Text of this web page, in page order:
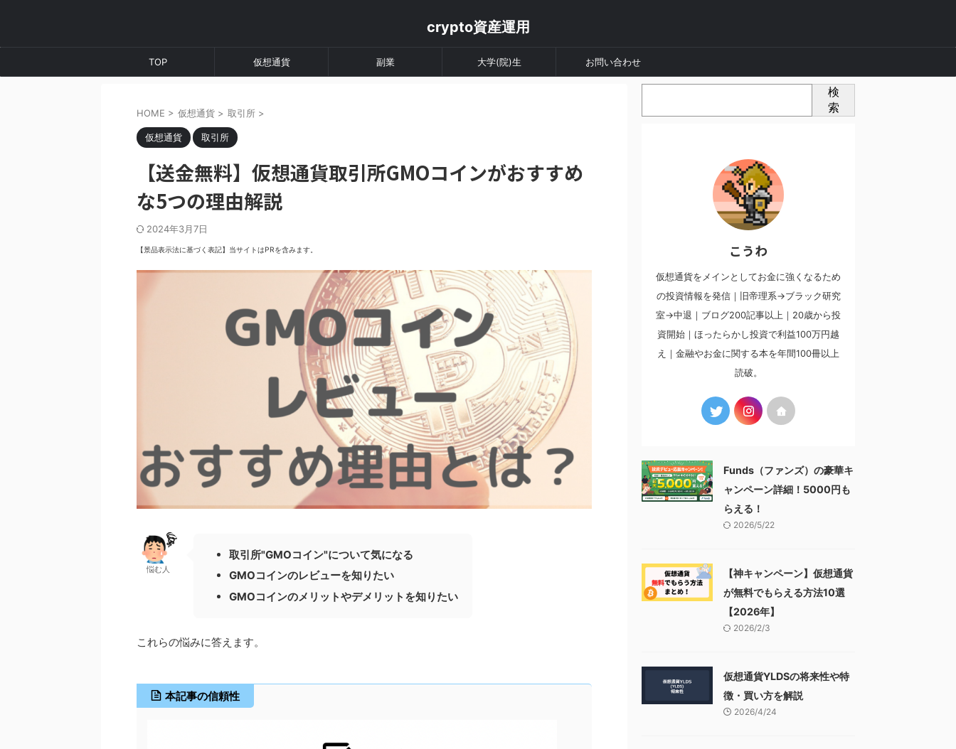
crypto資産運用
TOP 仮想通貨 副業 大学(院)生 お問い合わせ
HOME > 仮想通貨 > 取引所 >
仮想通貨 取引所
【送金無料】仮想通貨取引所GMOコインがおすすめ
な5つの理由解説
2024年3月7日
【景品表示法に基づく表記】当サイトはPRを含みます。
悩む人
取引所"GMOコイン"について気になる
GMOコインのレビューを知りたい
GMOコインのメリットやデメリットを知りたい
これらの悩みに答えます。
本記事の信頼性
検
索
こうわ
仮想通貨をメインとしてお金に強くなるため
の投資情報を発信｜旧帝理系→ブラック研究
室→中退｜ブログ200記事以上｜20歳から投
資開始｜ほったらかし投資で利益100万円越
え｜金融やお金に関する本を年間100冊以上
読破。
Funds（ファンズ）の豪華キ
ャンペーン詳細！5000円も
らえる！
2026/5/22
【神キャンペーン】仮想通貨
が無料でもらえる方法10選
【2026年】
2026/2/3
仮想通貨YLDSの将来性や特
徴・買い方を解説
2026/4/24